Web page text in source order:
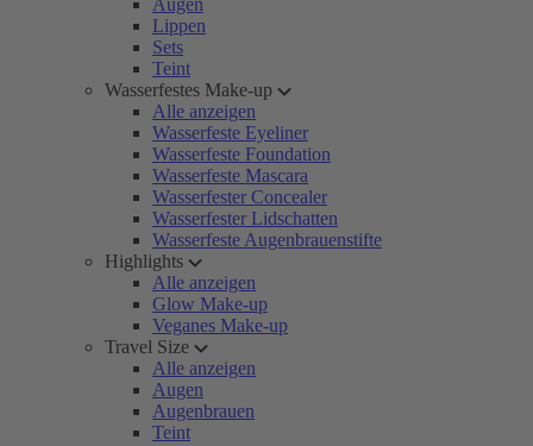
Augen
Lippen
Sets
Teint
Wasserfestes Make-up
Alle anzeigen
Wasserfeste Eyeliner
Wasserfeste Foundation
Wasserfeste Mascara
Wasserfester Concealer
Wasserfester Lidschatten
Wasserfeste Augenbrauenstifte
Highlights
Alle anzeigen
Glow Make-up
Veganes Make-up
Travel Size
Alle anzeigen
Augen
Augenbrauen
Teint